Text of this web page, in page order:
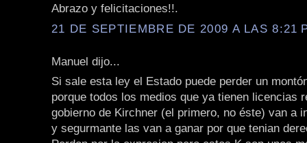
Abrazo y felicitaciones!!.
21 DE SEPTIEMBRE DE 2009 A LAS 8:21
Manuel dijo...
Si sale esta ley el Estado puede perder un
porque todos los medios que ya tienen licencias
gobierno de Kirchner (el primero, no éste) van a
y segurmante las van a ganar por que tenian